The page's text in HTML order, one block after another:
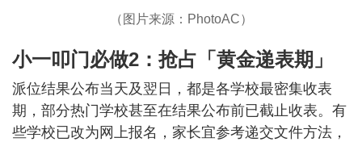
（图片来源：PhotoAC）
小一叩门必做2：抢占「黄金递表期」
派位结果公布当天及翌日，都是各学校最密集收表
期，部分热门学校甚至在结果公布前已截止收表。有
些学校已改为网上报名，家长宜参考递交文件方法，